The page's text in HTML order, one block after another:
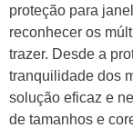
proteção para
reconhecer os
trazer. Desde a
tranquilidade dos
solução eficaz e
de tamanhos e